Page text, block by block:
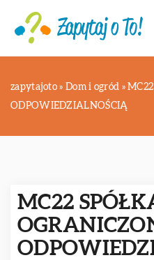
zapytajoto » Dom i ogród »
ODPOWIEDZIALNOŚCIĄ
MC22